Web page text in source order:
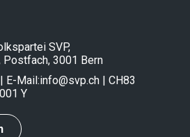
SVP,
Postfach, 3001 Bern
| E-Mail:info@svp.ch | CH83
Y